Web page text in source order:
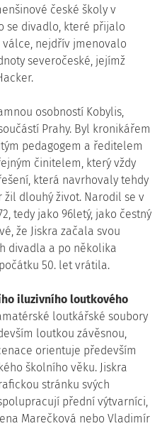
české školy v
se divadlo, které přijalo
válce, nejdřív jmenovalo
severočeské, jejímž
osobností Kobylis,
Prahy. Byl kronikářem
pedagogem a ředitelem
činitelem, který vždy
která navrhovaly tehdy
dlouhý život. Narodil se v
tedy jako 96letý, jako čestný
že Jiskra začala svou
divadla a po několika
50. let vrátila.
iluzivního loutkového
loutkářské soubory
loutkou závěsnou,
orientuje především
školního věku. Jiskra
stránku svých
přední výtvarníci,
Marečková nebo Vladimír